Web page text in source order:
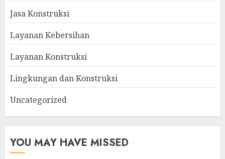
Jasa Konstruksi
Layanan Kebersihan
Layanan Konstruksi
Lingkungan dan Konstruksi
Uncategorized
YOU MAY HAVE MISSED